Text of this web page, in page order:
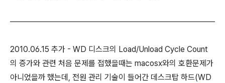
2010.06.15 추가 - WD 디스크의 Load/Unload Cycle Count
의 증가와 관련 처음 문제를 접했을때는 macosx와의 호환문제가
아니었을까 했는데, 전원 관리 기술이 들어간 데스크탑 하드(WD